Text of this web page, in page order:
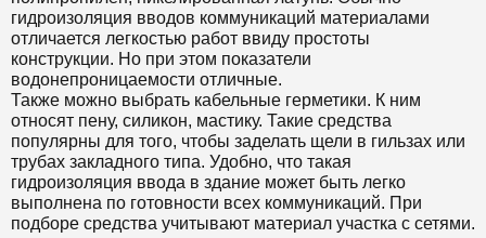
гидроизоляция вводов коммуникаций материалами
отличается легкостью работ ввиду простоты
конструкции. Но при этом показатели
водонепроницаемости отличные.
Также можно выбрать кабельные герметики. К ним
относят пену, силикон, мастику. Такие средства
популярны для того, чтобы заделать щели в гильзах или
трубах закладного типа. Удобно, что такая
гидроизоляция ввода в здание может быть легко
выполнена по готовности всех коммуникаций. При
подборе средства учитывают материал участка с сетями.